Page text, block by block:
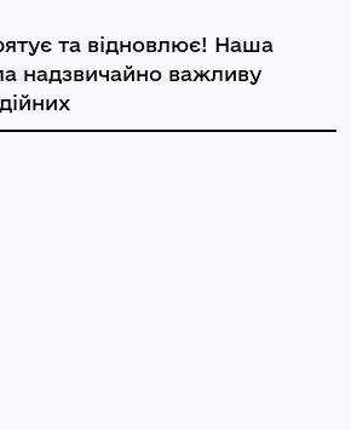
та відновлює! Наша
надзвичайно важливу